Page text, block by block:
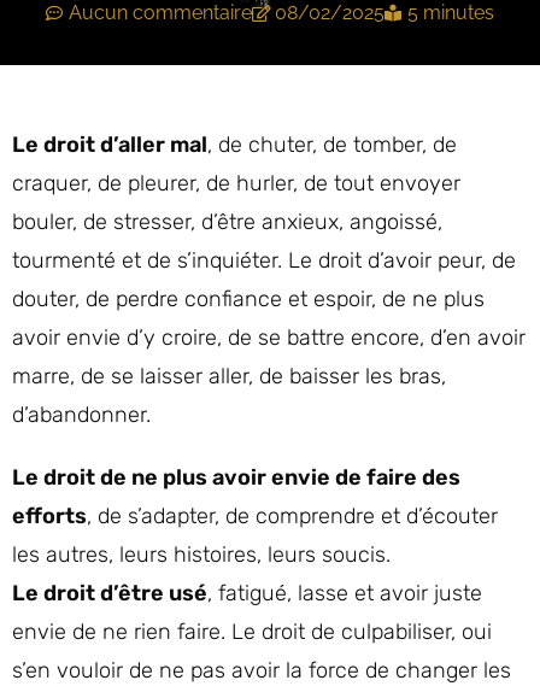
Aucun commentaire
08/02/2025 5 minutes
Le droit d’aller mal, de chuter, de tomber, de
craquer, de pleurer, de hurler, de tout envoyer
bouler, de stresser, d’être anxieux, angoissé,
tourmenté et de s’inquiéter. Le droit d’avoir peur, de
douter, de perdre confiance et espoir, de ne plus
avoir envie d’y croire, de se battre encore, d’en avoir
marre, de se laisser aller, de baisser les bras,
d’abandonner.
Le droit de ne plus avoir envie de faire des
efforts, de s’adapter, de comprendre et d’écouter
les autres, leurs histoires, leurs soucis.
Le droit d’être usé, fatigué, lasse et avoir juste
envie de ne rien faire. Le droit de culpabiliser, oui
s’en vouloir de ne pas avoir la force de changer les